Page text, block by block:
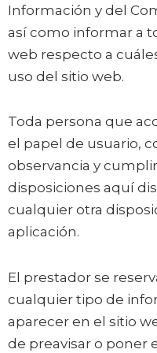
Información y del
así como informar a
web respecto a
uso del sitio web.
Toda persona que
el papel de usuario,
observancia y
disposiciones aquí
cualquier otra
aplicación.
El prestador se
cualquier tipo de
aparecer en el sitio
de preavisar o poner